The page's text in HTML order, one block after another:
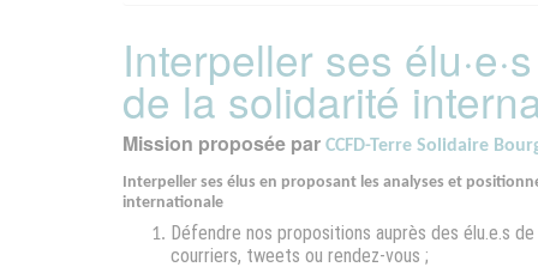
Interpeller ses
de la solidarité
Mission proposée par CCFD-Terre Solidaire
Interpeller ses élus en proposant les analyses et
internationale
Défendre nos propositions auprès des élu.e.s
courriers, tweets ou rendez-vous ;